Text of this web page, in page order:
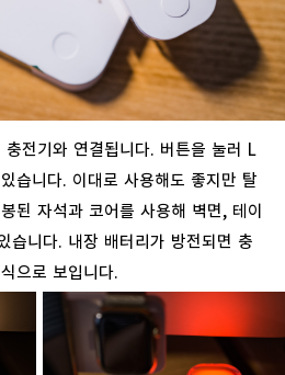
충전기와 연결됩니다. 버튼을 눌러 L
있습니다. 이대로 사용해도 좋지만 탈
된 자석과 코어를 사용해 벽면, 테이
습니다. 내장 배터리가 방전되면 충
으로 보입니다.